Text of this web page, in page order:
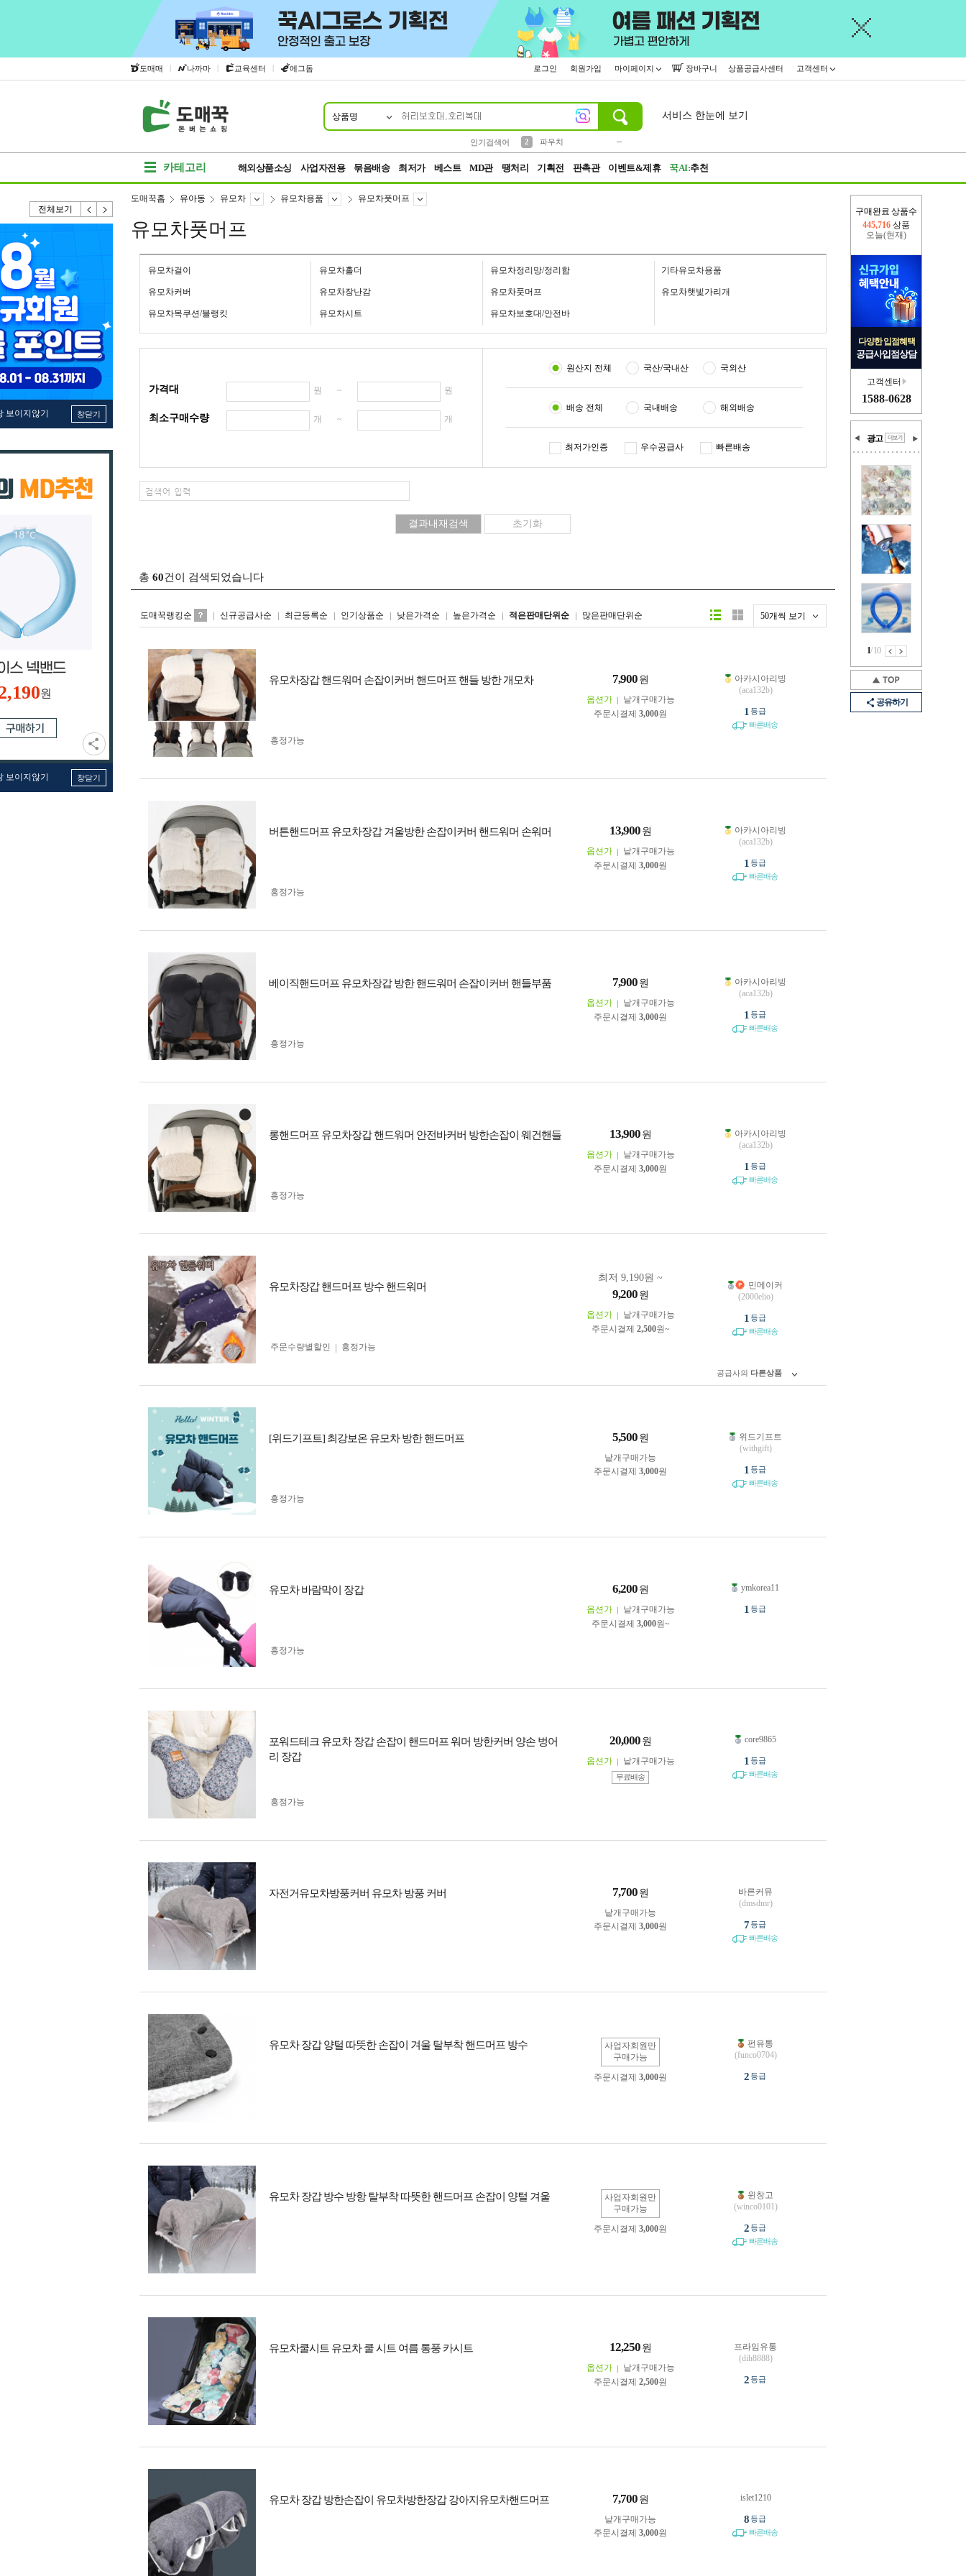
도매매 | 나까마 | 교육센터 | 에그돔 로그인 회원가입 마이페이지 장바구니 상품공급사센터 고객센터
상품명
인기검색어
2
파우치
서비스 한눈에 보기
카테고리 해외상품소싱 사업자전용 묶음배송 최저가 베스트 MD관 땡처리 기획전 판촉관 이벤트&제휴 꾹AI:추천
전체보기
보이지않기 창닫기
원
보이지않기 창닫기
구매완료 상품수
오늘(현재)
376,336상품
다양한 입점혜택
공급사입점상담
고객센터
1588-0628
광고
1/10
공유하기
도매꾹홈 유아동 유모차 유모차용품 유모차풋머프
유모차풋머프
유모차걸이 유모차홀더 유모차정리망/정리함 기타유모차용품
유모차커버 유모차장난감 유모차풋머프 유모차햇빛가리개
유모차목쿠션/블랭킷 유모차시트 유모차보호대/안전바
가격대 원 ~ 원
최소구매수량 개 ~ 개
원산지 전체 국산/국내산 국외산
배송 전체 국내배송 해외배송
최저가인증 우수공급사 빠른배송
총 60건이 검색되었습니다
도매꾹랭킹순 신규공급사순 최근등록순 인기상품순 낮은가격순 높은가격순 적은판매단위순 많은판매단위순 50개씩 보기
리스트형갤러리형
유모차장갑 핸드워머 손잡이커버 핸드머프 핸들 방한 개모차 7,900 원
옵션가
낱개구매가능
주문시결제 3,000원
흥정가능
아카시아리빙
(aca132b)
1 등급
빠른배송
버튼핸드머프 유모차장갑 겨울방한 손잡이커버 핸드워머 손워머 13,900 원
옵션가
낱개구매가능
주문시결제 3,000원
흥정가능
아카시아리빙
(aca132b)
1 등급
빠른배송
베이직핸드머프 유모차장갑 방한 핸드워머 손잡이커버 핸들부품 7,900 원
옵션가
낱개구매가능
주문시결제 3,000원
흥정가능
아카시아리빙
(aca132b)
1 등급
빠른배송
롱핸드머프 유모차장갑 핸드워머 안전바커버 방한손잡이 웨건핸들 13,900 원
옵션가
낱개구매가능
주문시결제 3,000원
흥정가능
아카시아리빙
(aca132b)
1 등급
빠른배송
유모차장갑 핸드머프 방수 핸드워머
최저 9,190원 ~
9,200 원
옵션가
낱개구매가능
주문시결제 2,500원~
주문수량별할인
흥정가능
민메이커
(2000elio)
1 등급
빠른배송
공급사의 다른상품
[위드기프트] 최강보온 유모차 방한 핸드머프 5,500 원
낱개구매가능
주문시결제 3,000원
흥정가능
위드기프트
(withgift)
1 등급
빠른배송
유모차 바람막이 장갑 6,200 원
옵션가
낱개구매가능
주문시결제 3,000원~
흥정가능
ymkorea11
1 등급
포워드테크 유모차 장갑 손잡이 핸드머프 워머 방한커버 양손 벙어
리 장갑
20,000 원
옵션가 낱개구매가능
무료배송
흥정가능
core9865
1 등급
빠른배송
자전거유모차방풍커버 유모차 방풍 커버 7,700 원
낱개구매가능
주문시결제 3,000원
바른커뮤
(dmsdmr)
7등급
빠른배송
유모차 장갑 양털 따뜻한 손잡이 겨울 탈부착 핸드머프 방수
사업자회원만
구매가능
주문시결제 3,000원
펀유통
(funco0704)
2등급
유모차 장갑 방수 방항 탈부착 따뜻한 핸드머프 손잡이 양털 겨울
사업자회원만
구매가능
주문시결제 3,000원
윈창고
(winco0101)
2등급
빠른배송
유모차쿨시트 유모차 쿨 시트 여름 통풍 카시트 12,250 원
옵션가
낱개구매가능
주문시결제 2,500원
프라임유통
(dih8888)
2등급
유모차 장갑 방한손잡이 유모차방한장갑 강아지유모차핸드머프 7,700 원
낱개구매가능
주문시결제 3,000원
islet1210
8등급
빠른배송